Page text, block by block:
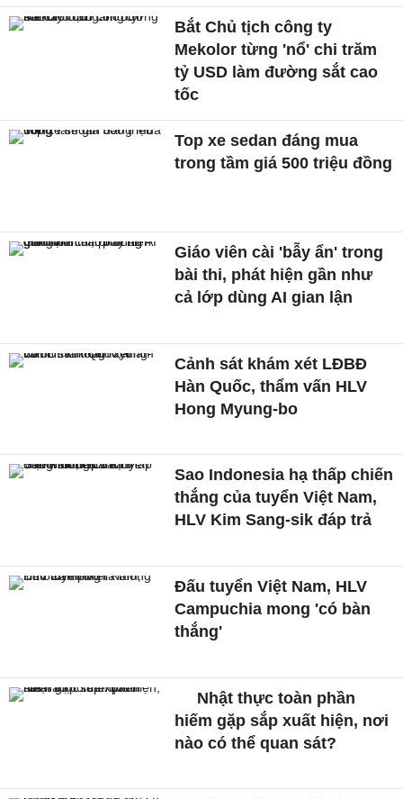
Bắt Chủ tịch công ty
Mekolor từng 'nổ' chi trăm
tỷ USD làm đường sắt cao
tốc
Top xe sedan đáng mua
trong tầm giá 500 triệu đồng
Giáo viên cài 'bẫy ẩn' trong
bài thi, phát hiện gần như
cả lớp dùng AI gian lận
Cảnh sát khám xét LĐBĐ
Hàn Quốc, thẩm vấn HLV
Hong Myung-bo
Sao Indonesia hạ thấp chiến
thắng của tuyển Việt Nam,
HLV Kim Sang-sik đáp trả
Đấu tuyển Việt Nam, HLV
Campuchia mong 'có bàn
thắng'
Nhật thực toàn phần
hiếm gặp sắp xuất hiện, nơi
nào có thể quan sát?